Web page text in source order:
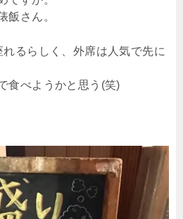
飯さん。
るらしく、外席は人気で先に
食べようかと思う(笑)